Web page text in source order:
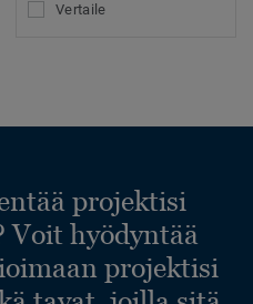
Vertaile
projektisi
hyödyntää
projektisi